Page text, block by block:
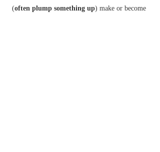
(often plump something up) make or become